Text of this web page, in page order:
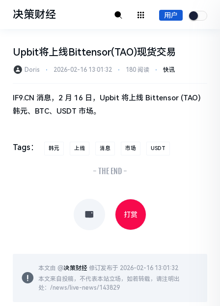
决策财经 用户
Upbit将上线Bittensor(TAO)现货交易
Doris ⋅ 2026-02-16 13:01:32 ⋅ 180 阅读 ⋅ 快讯
IF9.CN 消息，2 月 16 日，Upbit 将上线 Bittensor (TAO)
韩元、BTC、USDT 市场。
Tags： 韩元 上线 消息 市场 USDT
- THE END -
打赏
本文由 @决策财经 修订发布于 2026-02-16 13:01:32
本文来自投稿，不代表本站立场，如若转载，请注明出
处：/news/live-news/143829